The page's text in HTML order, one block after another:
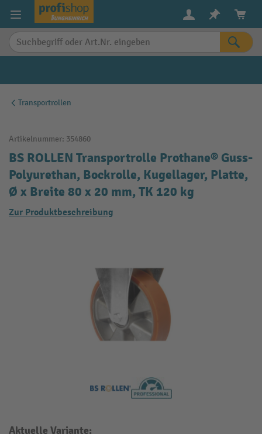
springen
Transportrollen
Artikelnummer: 354860
BS ROLLEN Transportrolle Prothane® Guss-
Polyurethan, Bockrolle, Kugellager, Platte,
Ø x Breite 80 x 20 mm, TK 120 kg
Zur Produktbeschreibung
Aktuelle Variante: